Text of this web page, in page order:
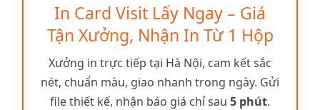
In Card Visit Lấy Ngay – Giá
Tận Xưởng, Nhận In Từ 1 Hộp
Xưởng in trực tiếp tại Hà Nội, cam kết sắc
nét, chuẩn màu, giao nhanh trong ngày. Gửi
file thiết kế, nhận báo giá chỉ sau 5 phút.